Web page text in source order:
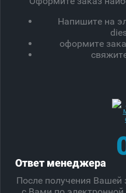
Напишите на
оформите
Ответ менеджера
После получения